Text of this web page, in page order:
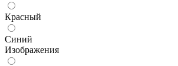
Красный
Синий
Изображения